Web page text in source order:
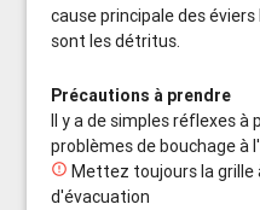
cause principale des
sont les détritus.
Précautions à prendre
Il y a de simples réflexes à
problèmes de bouchage à
 Mettez toujours la grille
d'évacuation